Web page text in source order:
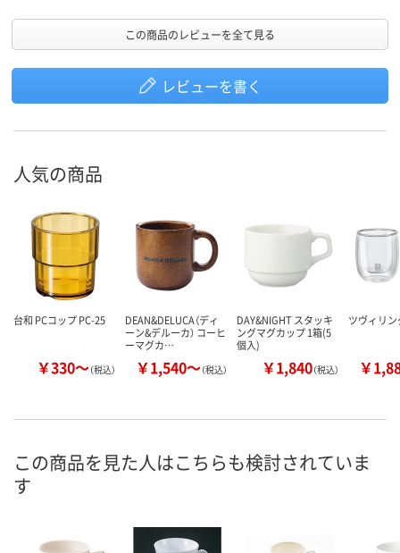
この商品のレビューを全て見る
レビューを書く
人気の商品
台和 PCコップ PC-25
￥330～（税込）
DEAN&DELUCA（ディ
ーン&デルーカ） コーヒ
ーマグカ…
￥1,540～（税込）
DAY&NIGHT スタッキ
ングマグカップ 1箱(5
個入)
￥1,840（税込）
ツヴィリ
￥
この商品を見た人はこちらも検討されていま
す